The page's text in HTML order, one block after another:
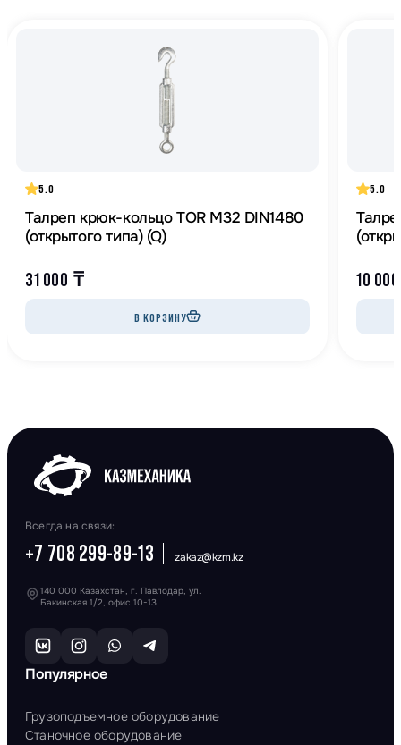
5.0
Талреп крюк-кольцо TOR М32 DIN1480
(открытого типа) (Q)
31 000 ₸
В КОРЗИНУ
5.0
10
Всегда на связи:
+7 708 299-89-13 zakaz@kzm.kz
140 000 Казахстан, г. Павлодар, ул.
Бакинская 1/2, офис 10-13
Популярное
Грузоподъемное оборудование
Станочное оборудование